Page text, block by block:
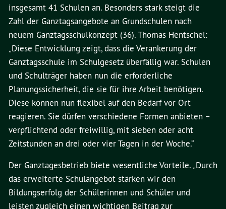
insgesamt 41 Schulen an. Besonders stark steigt die
Zahl der Ganztagsangebote an Grundschulen nach
neuem Ganztagsschulkonzept (36). Thomas Hentschel:
„Diese Entwicklung zeigt, dass die Verankerung der
Ganztagsschule im Schulgesetz überfällig war. Schulen
und Schulträger haben nun die erforderliche
Planungssicherheit, die sie für ihre Arbeit benötigen.
Diese können nun flexibel auf den Bedarf vor Ort
reagieren. Sie dürfen verschiedene Formen anbieten –
verpflichtend oder freiwillig, mit sieben oder acht
Zeitstunden an drei oder vier Tagen in der Woche.“
Der Ganztagesbetrieb biete wesentliche Vorteile. „Durch
das erweiterte Schulangebot stärken wir den
Bildungserfolg der Schülerinnen und Schüler und
leisten zugleich einen wichtigen Beitrag zur